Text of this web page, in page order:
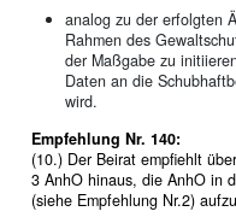
analog zu der erfolgten
Rahmen des
der Maßgabe zu
Daten an die
wird.
Empfehlung Nr. 140:
(10.) Der Beirat empfiehlt
3 AnhO hinaus, die AnhO in
(siehe Empfehlung Nr.2)